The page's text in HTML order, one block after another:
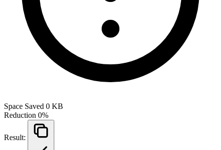
Space Saved 0 KB
Reduction 0%
Result: